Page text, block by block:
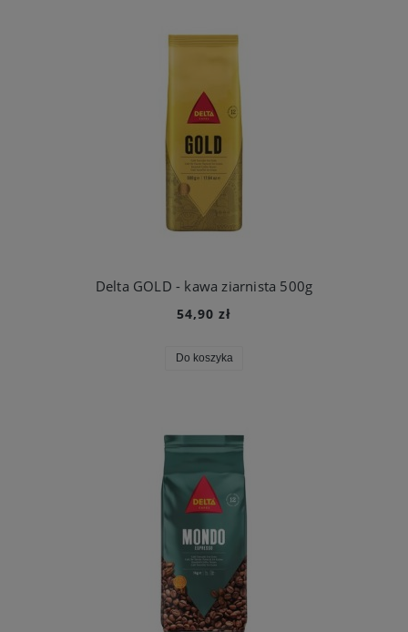
Delta GOLD - kawa ziarnista 500g
54,90 zł
Do koszyka